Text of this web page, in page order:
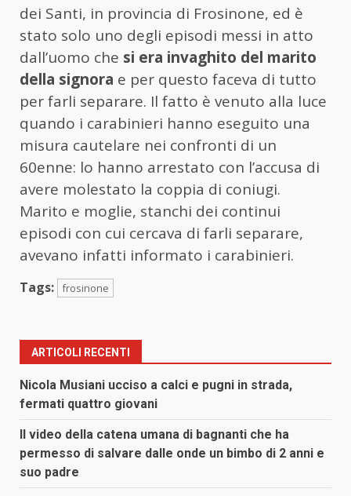
dei Santi, in provincia di Frosinone, ed è
stato solo uno degli episodi messi in atto
dall’uomo che si era invaghito del marito
della signora e per questo faceva di tutto
per farli separare. Il fatto è venuto alla luce
quando i carabinieri hanno eseguito una
misura cautelare nei confronti di un
60enne: lo hanno arrestato con l’accusa di
avere molestato la coppia di coniugi.
Marito e moglie, stanchi dei continui
episodi con cui cercava di farli separare,
avevano infatti informato i carabinieri.
Tags: frosinone
ARTICOLI RECENTI
Nicola Musiani ucciso a calci e pugni in strada,
fermati quattro giovani
Il video della catena umana di bagnanti che ha
permesso di salvare dalle onde un bimbo di 2 anni e
suo padre